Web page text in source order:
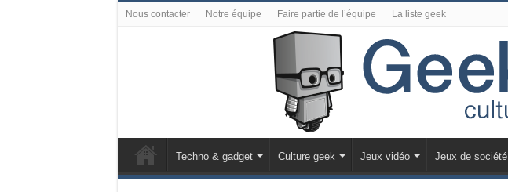
Nous contacter Notre équipe Faire partie de l’équipe La liste geek
Techno & gadget Culture geek Jeux vidéo Jeux de société